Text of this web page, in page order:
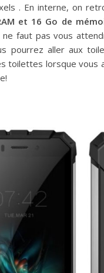
. En interne, on
et 16 Go de
ne faut pas vous
pourrez aller aux
toilettes lorsque vous